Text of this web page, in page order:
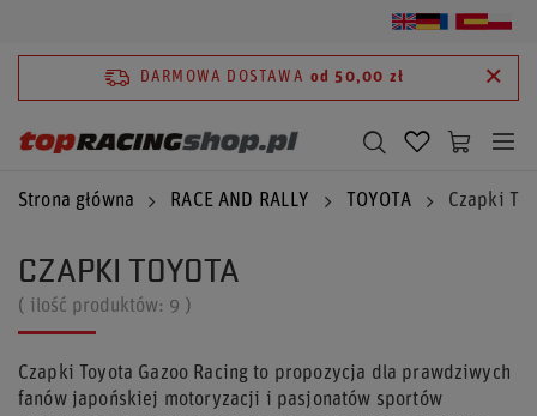
DARMOWA DOSTAWA od 50,00 zł
Strona główna RACE AND RALLY TOYOTA Czapki
CZAPKI TOYOTA
( ilość produktów: 9 )
Czapki Toyota Gazoo Racing to propozycja dla prawdziwych
fanów japońskiej motoryzacji i pasjonatów sportów